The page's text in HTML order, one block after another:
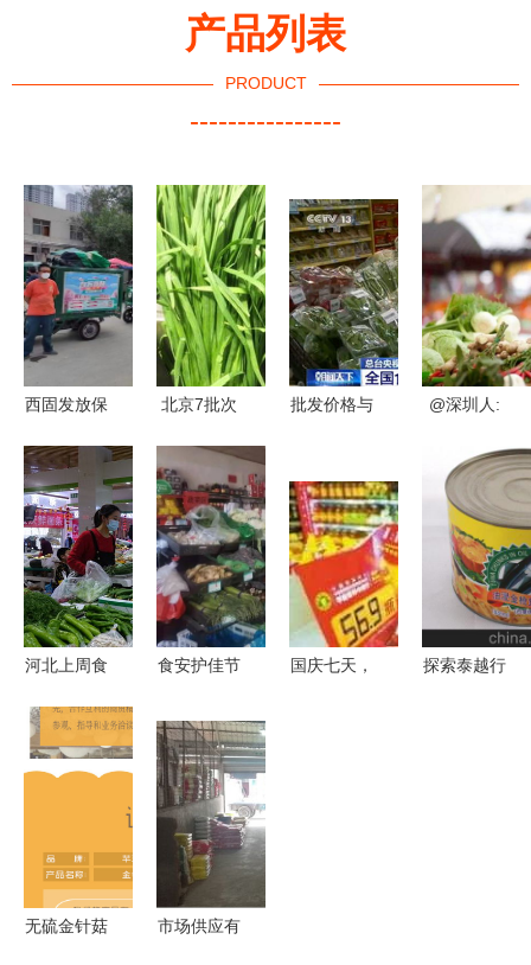
产品列表
PRODUCT
----------------
西固发放保
安心 食用
农产品批发
持‘绿色通
行证’出发
准备？382
张三响应路
北京7批次
被通报，沃
尔玛上榜
批发环节安
全警钟再响
批发价格与
的平稳运行
与未来前景
@深圳人:
发市场买
菜，你得长
点心... 警惕
食用农产品
安全问题
河北上周食
生产资料市
场价格运行
定
食安护佳节
管局启动食
用农产品批
发专项执法
检查行动
国庆七天，
探索泰越行
无硫金针菇
市场供应有